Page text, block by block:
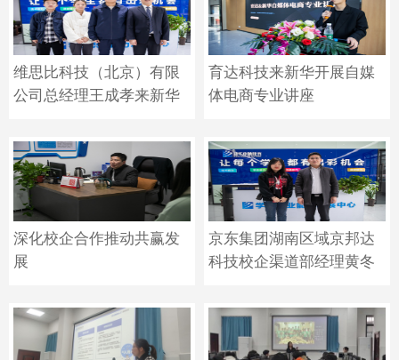
维思比科技（北京）有限
公司总经理王成孝来新华
育达科技来新华开展自媒
体电商专业讲座
深化校企合作推动共赢发
展
京东集团湖南区域京邦达
科技校企渠道部经理黄冬